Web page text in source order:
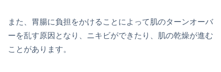
また、胃腸に負担をかけることによって肌のターンオーバ
ーを乱す原因となり、ニキビができたり、肌の乾燥が進む
ことがあります。